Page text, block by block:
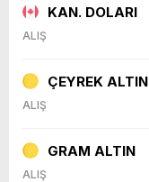
KAN. DOLARI
ALIŞ
ÇEYREK ALTIN
ALIŞ
GRAM ALTIN
ALIŞ